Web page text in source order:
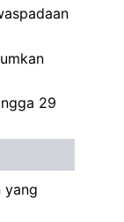
29
yang